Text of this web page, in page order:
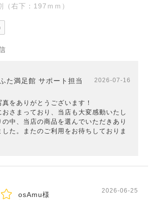
右下：197ｍｍ）
た満足館 サポート担当 2026-07-16
をありがとうございます！
さまっており、当店も大変感動いたし
の中、当店の商品を選んでいただきあり
た。またのご利用をお待ちしておりま
osAmu様 2026-06-25